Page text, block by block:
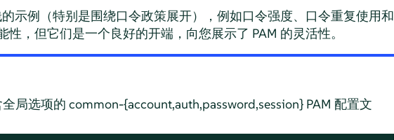
示例（特别是围绕口令政策展开），例如口令强度、口令重复使用和
，但它们是一个良好的开端，向您展示了 PAM 的灵活性。
局选项的 common-{account,auth,password,session} PAM 配置文